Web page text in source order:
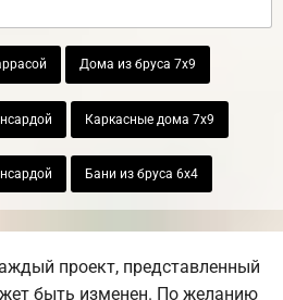
Дома из бруса 7х9
Каркасные дома 7х9
Бани из бруса 6х4
проект, представленный
быть изменен. По желанию